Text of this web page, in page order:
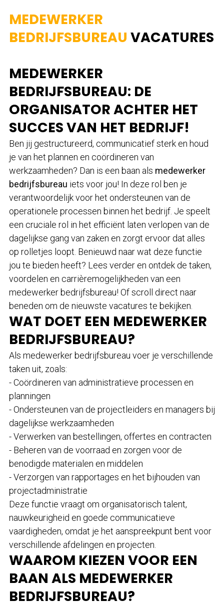
MEDEWERKER
BEDRIJFSBUREAU VACATURES
MEDEWERKER
BEDRIJFSBUREAU: DE
ORGANISATOR ACHTER HET
SUCCES VAN HET BEDRIJF!
Ben jij gestructureerd, communicatief sterk en houd
je van het plannen en coördineren van
werkzaamheden? Dan is een baan als medewerker
bedrijfsbureau iets voor jou! In deze rol ben je
verantwoordelijk voor het ondersteunen van de
operationele processen binnen het bedrijf. Je speelt
een cruciale rol in het efficiënt laten verlopen van de
dagelijkse gang van zaken en zorgt ervoor dat alles
op rolletjes loopt. Benieuwd naar wat deze functie
jou te bieden heeft? Lees verder en ontdek de taken,
voordelen en carrièremogelijkheden van een
medewerker bedrijfsbureau! Of scroll direct naar
beneden om de nieuwste vacatures te bekijken.
WAT DOET EEN MEDEWERKER
BEDRIJFSBUREAU?
Als medewerker bedrijfsbureau voer je verschillende
taken uit, zoals:
- Coördineren van administratieve processen en
planningen
- Ondersteunen van de projectleiders en managers bij
dagelijkse werkzaamheden
- Verwerken van bestellingen, offertes en contracten
- Beheren van de voorraad en zorgen voor de
benodigde materialen en middelen
- Verzorgen van rapportages en het bijhouden van
projectadministratie
Deze functie vraagt om organisatorisch talent,
nauwkeurigheid en goede communicatieve
vaardigheden, omdat je het aanspreekpunt bent voor
verschillende afdelingen en projecten.
WAAROM KIEZEN VOOR EEN
BAAN ALS MEDEWERKER
BEDRIJFSBUREAU?